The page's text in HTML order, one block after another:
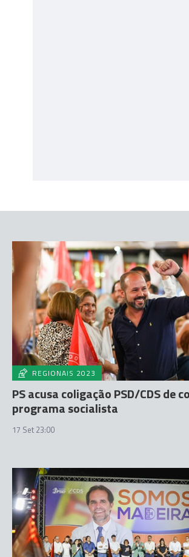
REGIONAIS 2023
PS acusa coligação PSD/CDS de
programa socialista
17 Set 23:00